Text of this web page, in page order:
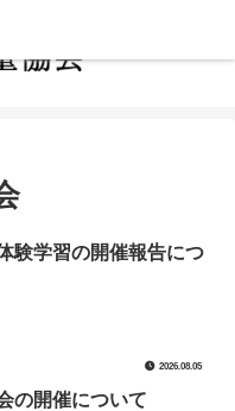
験学習の開催報告につ
2026.08.05
の開催について